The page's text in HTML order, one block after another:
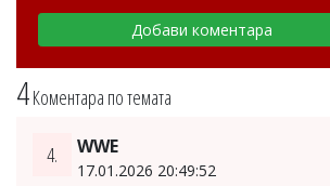
4Коментара по темата
4. WWE
17.01.2026 20:49:52